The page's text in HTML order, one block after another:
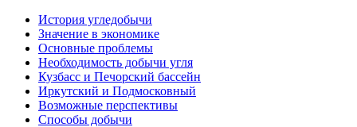
История угледобычи
Значение в экономике
Основные проблемы
Необходимость добычи угля
Кузбасс и Печорский бассейн
Иркутский и Подмосковный
Возможные перспективы
Способы добычи